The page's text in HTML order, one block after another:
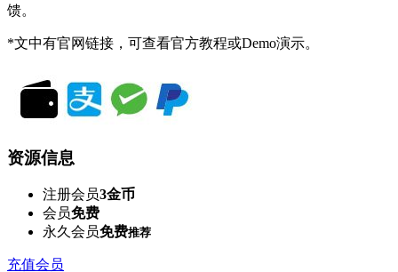
馈。
*文中有官网链接，可查看官方教程或Demo演示。
资源信息
注册会员3金币
会员免费
永久会员免费推荐
充值会员